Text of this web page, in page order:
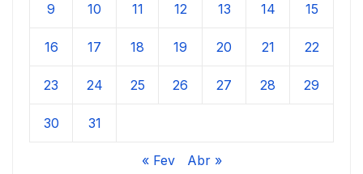
9 10 11 12 13 14 15
16 17 18 19 20 21 22
23 24 25 26 27 28 29
30 31
« Fev Abr »